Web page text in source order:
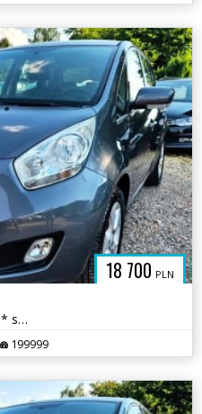
18 700 PLN
BENZYNA * KLIMA * pół skóra * super * okazja * POLECAMY
199999